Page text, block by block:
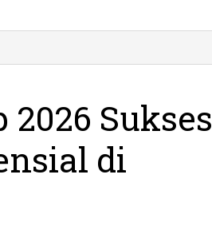
Sukses
di